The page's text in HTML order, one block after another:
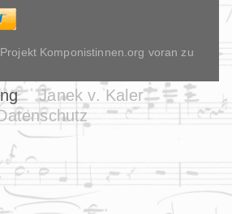
Komponistinnen.org voran zu
Janek v. Kaler